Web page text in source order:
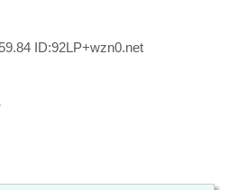
ID:92LP+wzn0.net